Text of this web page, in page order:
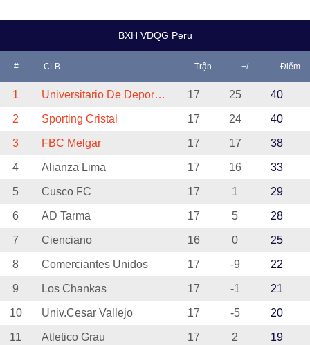
BXH VĐQG Peru
# CLB Trận +/- Điểm
1 Universitario De Deportes 17 25 40
2 Sporting Cristal 17 24 40
3 FBC Melgar 17 17 38
4 Alianza Lima 17 16 33
5 Cusco FC 17 1 29
6 AD Tarma 17 5 28
7 Cienciano 16 0 25
8 Comerciantes Unidos 17 -9 22
9 Los Chankas 17 -1 21
10 Univ.Cesar Vallejo 17 -5 20
11 Atletico Grau 17 2 19